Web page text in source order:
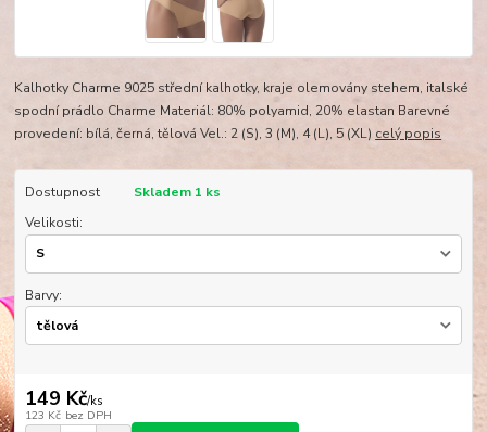
Kalhotky Charme 9025 střední kalhotky, kraje olemovány stehem, italské
spodní prádlo Charme Materiál: 80% polyamid, 20% elastan Barevné
provedení: bílá, černá, tělová Vel.: 2 (S), 3 (M), 4 (L), 5 (XL) celý popis
Dostupnost
Skladem 1 ks
Velikosti:
Barvy:
149 Kč/ks
123 Kč bez DPH